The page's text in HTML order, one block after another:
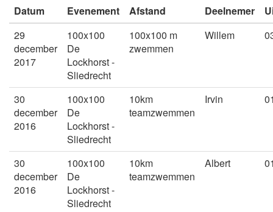
Datum Evenement Afstand Deelnemer
29
december
2017
100x100
De
Lockhorst -
Sliedrecht
100x100 m
zwemmen
Willem
30
december
2016
100x100
De
Lockhorst -
Sliedrecht
10km
teamzwemmen
Irvin
30
december
2016
100x100
De
Lockhorst -
Sliedrecht
10km
teamzwemmen
Albert